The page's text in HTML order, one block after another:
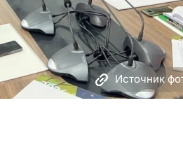
Источник